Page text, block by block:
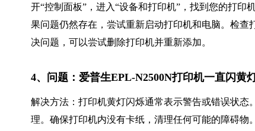
开“控制面板”，进入“设备和打印机”，找到您的打
果问题仍然存在，尝试重新启动打印机和电脑。检查
决问题，可以尝试删除打印机并重新添加。
4、问题：爱普生EPL-N2500N打印机一直闪黄
解决方法：打印机黄灯闪烁通常表示警告或错误状
理。确保打印机内没有卡纸，清理任何可能的障碍